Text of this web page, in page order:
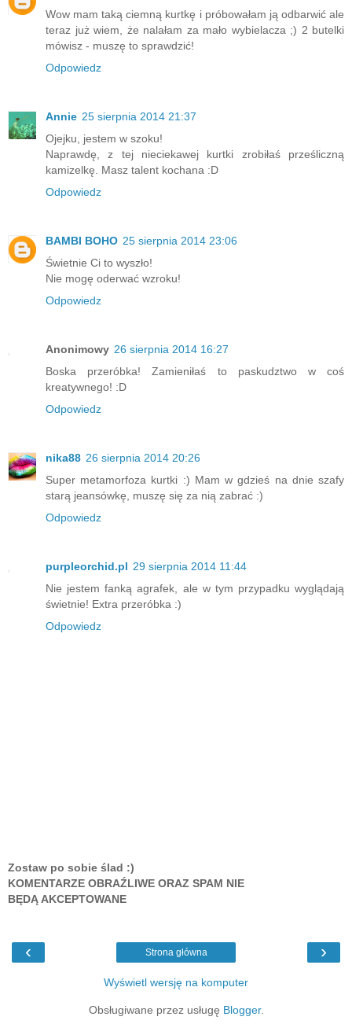
Wow mam taką ciemną kurtkę i próbowałam ją odbarwić ale
teraz już wiem, że nalałam za mało wybielacza ;) 2 butelki
mówisz - muszę to sprawdzić!
Odpowiedz
Annie 25 sierpnia 2014 21:37
Ojejku, jestem w szoku!
Naprawdę, z tej nieciekawej kurtki zrobiłaś prześliczną
kamizelkę. Masz talent kochana :D
Odpowiedz
BAMBI BOHO 25 sierpnia 2014 23:06
Świetnie Ci to wyszło!
Nie mogę oderwać wzroku!
Odpowiedz
Anonimowy 26 sierpnia 2014 16:27
Boska przeróbka! Zamieniłaś to paskudztwo w coś
kreatywnego! :D
Odpowiedz
nika88 26 sierpnia 2014 20:26
Super metamorfoza kurtki :) Mam w gdzieś na dnie szafy
starą jeansówkę, muszę się za nią zabrać :)
Odpowiedz
purpleorchid.pl 29 sierpnia 2014 11:44
Nie jestem fanką agrafek, ale w tym przypadku wyglądają
świetnie! Extra przeróbka :)
Odpowiedz
Zostaw po sobie ślad :)
KOMENTARZE OBRAŹLIWE ORAZ SPAM NIE
BĘDĄ AKCEPTOWANE
‹ ›
Strona główna
Wyświetl wersję na komputer
Obsługiwane przez usługę Blogger.